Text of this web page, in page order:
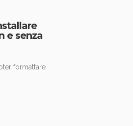
e senza
formattare